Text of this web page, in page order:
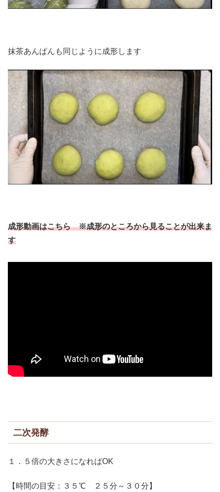
抹茶あんぱんも同じように成形します
成形動画はこちら ※成形のところから見ることが出来ま
す
二次発酵
１．５倍の大きさになればOK
【時間の目安：３５℃ ２５分～３０分】